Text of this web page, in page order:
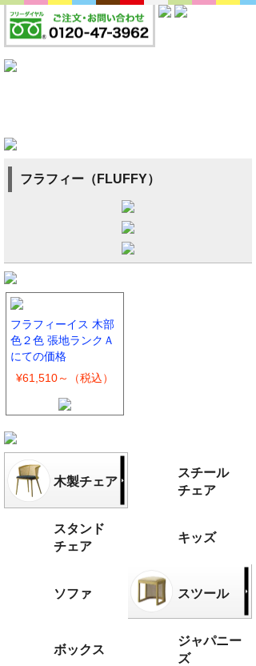
フラフィー（FLUFFY）
フラフィーイス 木部
色２色 張地ランクＡ
にての価格
¥61,510～（税込）
木製チェア
スチール
チェア
スタンド
チェア
キッズ
ソファ スツール
ボックス
ジャパニー
ズ